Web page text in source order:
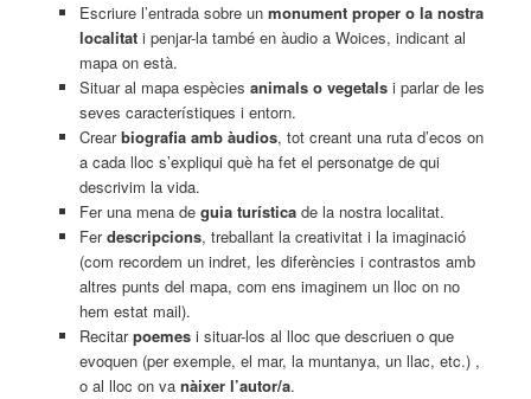
Escriure l’entrada sobre un monument proper o la nostra
localitati penjar-la també en àudio a Woices, indicant al
mapa on està.
Situar al mapa espècies animals o vegetalsi parlar de les
seves característiques i entorn.
Crearbiografia amb àudios, tot creant una ruta d’ecos on
a cada lloc s’expliqui què ha fet el personatge de qui
descrivim la vida.
Fer una mena de guia turísticade la nostra localitat.
Ferdescripcions, treballant la creativitat i la imaginació
(com recordem un indret, les diferències i contrastos amb
altres punts del mapa, com ens imaginem un lloc on no
hem estat mail).
Recitarpoemesi situar-los al lloc que descriuen o que
evoquen (per exemple, el mar, la muntanya, un llac, etc.) ,
o al lloc on va nàixer l’autor/a.